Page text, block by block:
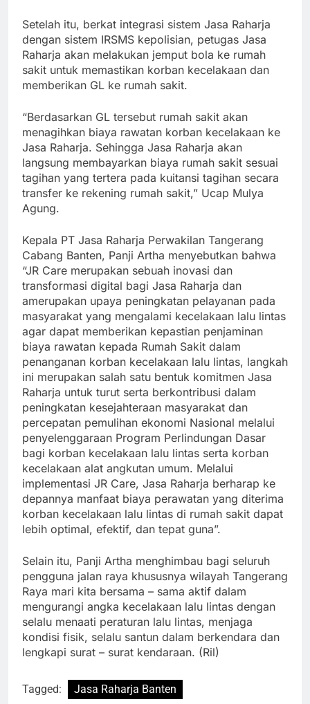
Setelah itu, berkat integrasi sistem Jasa Raharja
dengan sistem IRSMS kepolisian, petugas Jasa
Raharja akan melakukan jemput bola ke rumah
sakit untuk memastikan korban kecelakaan dan
memberikan GL ke rumah sakit.
“Berdasarkan GL tersebut rumah sakit akan
menagihkan biaya rawatan korban kecelakaan ke
Jasa Raharja. Sehingga Jasa Raharja akan
langsung membayarkan biaya rumah sakit sesuai
tagihan yang tertera pada kuitansi tagihan secara
transfer ke rekening rumah sakit,” Ucap Mulya
Agung.
Kepala PT Jasa Raharja Perwakilan Tangerang
Cabang Banten, Panji Artha menyebutkan bahwa
“JR Care merupakan sebuah inovasi dan
transformasi digital bagi Jasa Raharja dan
amerupakan upaya peningkatan pelayanan pada
masyarakat yang mengalami kecelakaan lalu lintas
agar dapat memberikan kepastian penjaminan
biaya rawatan kepada Rumah Sakit dalam
penanganan korban kecelakaan lalu lintas, langkah
ini merupakan salah satu bentuk komitmen Jasa
Raharja untuk turut serta berkontribusi dalam
peningkatan kesejahteraan masyarakat dan
percepatan pemulihan ekonomi Nasional melalui
penyelenggaraan Program Perlindungan Dasar
bagi korban kecelakaan lalu lintas serta korban
kecelakaan alat angkutan umum. Melalui
implementasi JR Care, Jasa Raharja berharap ke
depannya manfaat biaya perawatan yang diterima
korban kecelakaan lalu lintas di rumah sakit dapat
lebih optimal, efektif, dan tepat guna”.
Selain itu, Panji Artha menghimbau bagi seluruh
pengguna jalan raya khususnya wilayah Tangerang
Raya mari kita bersama – sama aktif dalam
mengurangi angka kecelakaan lalu lintas dengan
selalu menaati peraturan lalu lintas, menjaga
kondisi fisik, selalu santun dalam berkendara dan
lengkapi surat – surat kendaraan. (Ril)
Tagged: Jasa Raharja Banten